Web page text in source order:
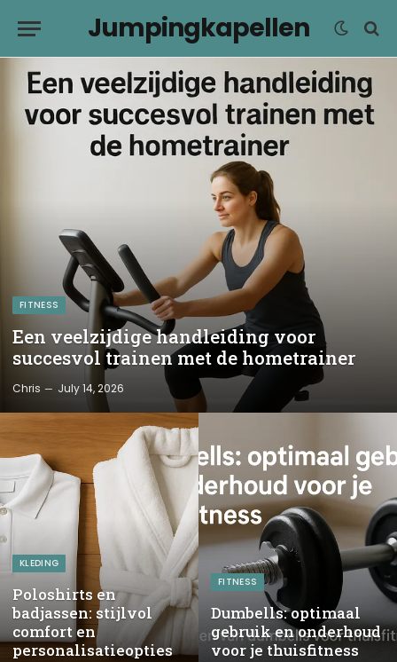
Jumpingkapellen
FITNESS
Een veelzijdige handleiding voor
succesvol trainen met de hometrainer
Chris July 14, 2026
KLEDING
Poloshirts en
badjassen: stijlvol
comfort en
personalisatieopties
FITNESS
Dumbells: optimaal
gebruik en onderhoud
voor je thuisfitness